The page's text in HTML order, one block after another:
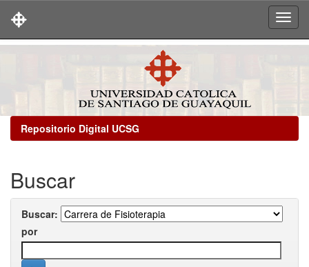
Repositorio Digital UCSG
Buscar
Buscar:
por